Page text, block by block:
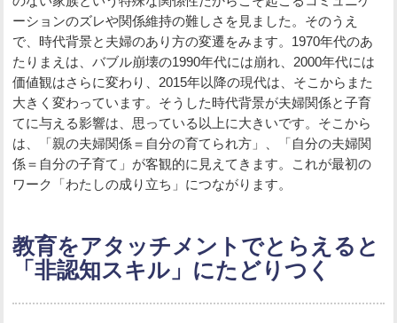
ーションのズレや関係維持の難しさを見ました。そのうえ
で、時代背景と夫婦のあり方の変遷をみます。1970年代のあ
たりまえは、バブル崩壊の1990年代には崩れ、2000年代には
価値観はさらに変わり、2015年以降の現代は、そこからまた
大きく変わっています。そうした時代背景が夫婦関係と子育
てに与える影響は、思っている以上に大きいです。そこから
は、「親の夫婦関係＝自分の育てられ方」、「自分の夫婦関
係＝自分の子育て」が客観的に見えてきます。これが最初の
ワーク「わたしの成り立ち」につながります。
教育をアタッチメントでとらえると
「非認知スキル」にたどりつく